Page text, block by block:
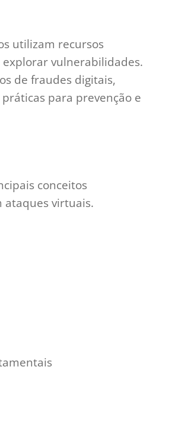
utilizam recursos
vulnerabilidades.
de fraudes digitais,
para prevenção e
conceitos
ataques virtuais.